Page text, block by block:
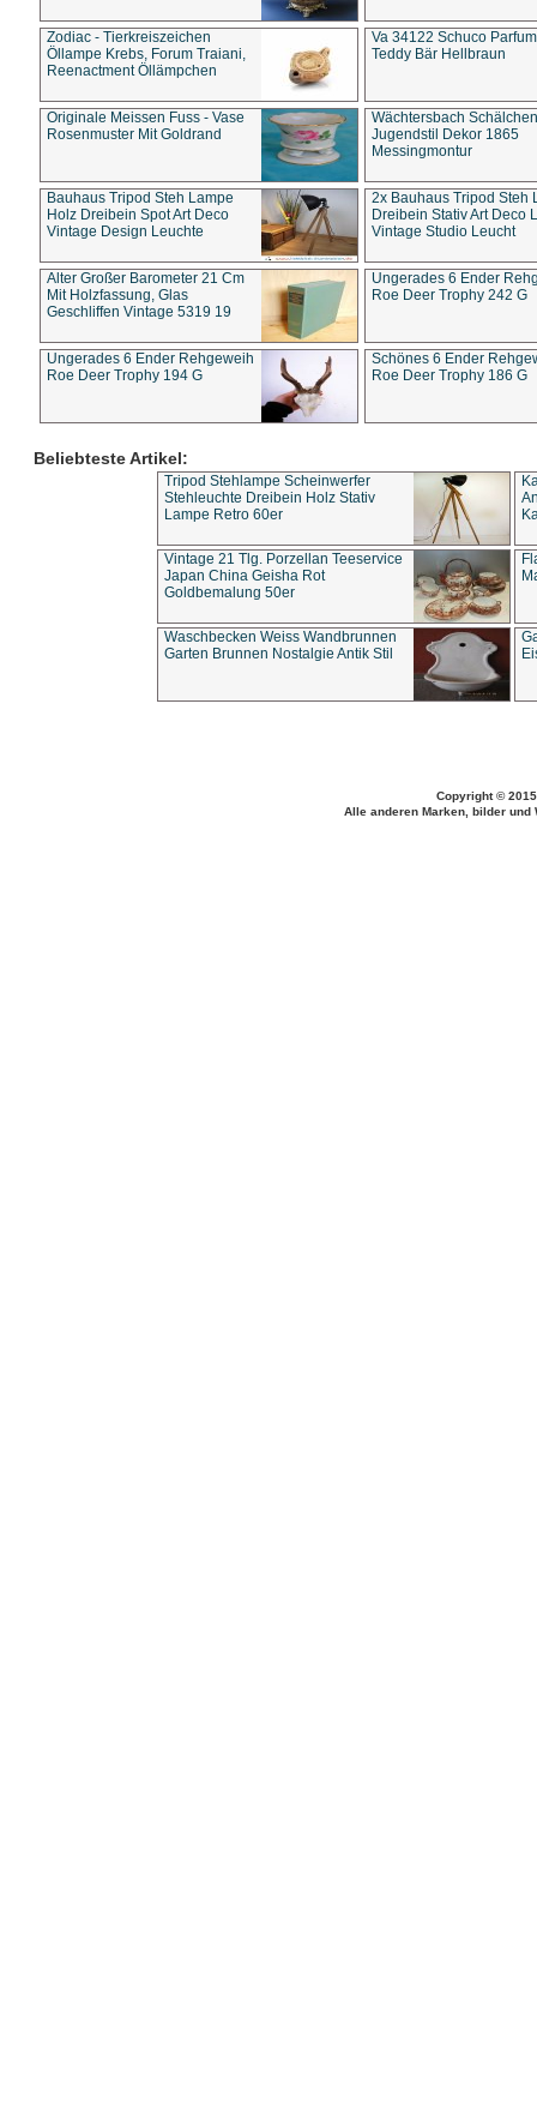
Zodiac - Tierkreiszeichen
Öllampe Krebs, Forum Traiani,
Reenactment Öllämpchen
Va 34122 Schuco
Teddy Bär Hellbraun
Originale Meissen Fuss - Vase
Rosenmuster Mit Goldrand
Wächtersbach Schälchen
Jugendstil Dekor 1865
Messingmontur
Bauhaus Tripod Steh Lampe
Holz Dreibein Spot Art Deco
Vintage Design Leuchte
2x Bauhaus Tripod Steh
Dreibein Stativ Art Deco
Vintage Studio Leucht
Alter Großer Barometer 21 Cm
Mit Holzfassung, Glas
Geschliffen Vintage 5319 19
Ungerades 6 Ender
Roe Deer Trophy 242 G
Ungerades 6 Ender Rehgeweih
Roe Deer Trophy 194 G
Schönes 6 Ender
Roe Deer Trophy 186 G
Beliebteste Artikel:
Tripod Stehlampe Scheinwerfer
Stehleuchte Dreibein Holz Stativ
Lampe Retro 60er
Vintage 21 Tlg. Porzellan Teeservice
Japan China Geisha Rot
Goldbemalung 50er
Waschbecken Weiss Wandbrunnen
Garten Brunnen Nostalgie Antik Stil
Copyright ©
Alle anderen Marken, bilder und